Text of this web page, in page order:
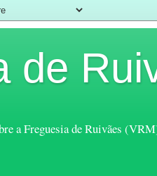
de
a Freguesia de Ruivães